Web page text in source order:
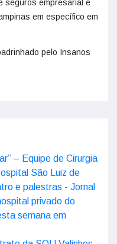
seguros empresarial e
em específico em
pelo Insanos
– Equipe de Cirurgia
São Luiz de
e palestras - Jornal
privado do
semana em